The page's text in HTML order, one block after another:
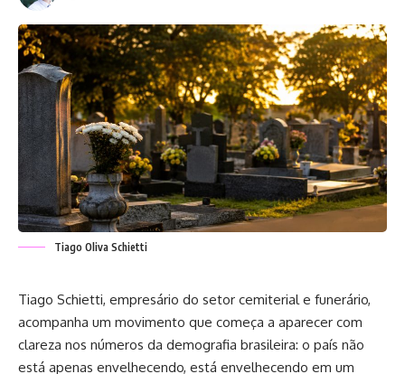
Tiago Oliva Schietti
Tiago Schietti, empresário do setor cemiterial e funerário,
acompanha um movimento que começa a aparecer com
clareza nos números da demografia brasileira: o país não
está apenas envelhecendo, está envelhecendo em um